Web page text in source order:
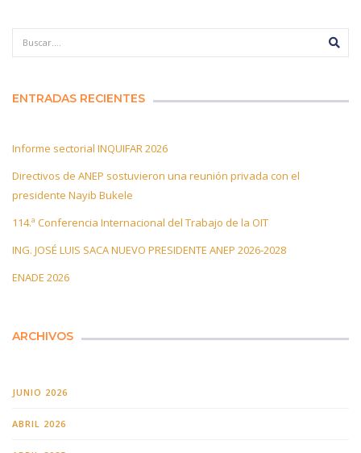
ENTRADAS RECIENTES
Informe sectorial INQUIFAR 2026
Directivos de ANEP sostuvieron una reunión privada con el
presidente Nayib Bukele
114.ª Conferencia Internacional del Trabajo de la OIT
ING. JOSÉ LUIS SACA NUEVO PRESIDENTE ANEP 2026-2028
ENADE 2026
ARCHIVOS
JUNIO 2026
ABRIL 2026